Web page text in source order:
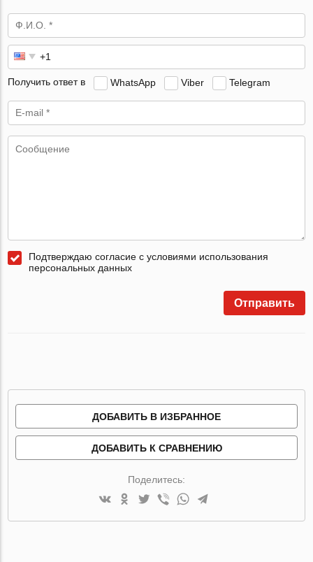
Получить ответ в WhatsApp Viber Telegram
Подтверждаю согласие с условиями использования
персональных данных
Отправить
ДОБАВИТЬ В ИЗБРАННОЕ
ДОБАВИТЬ К СРАВНЕНИЮ
Поделитесь: